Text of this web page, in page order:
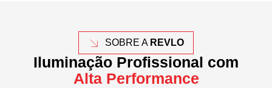
SOBRE A REVLO
Iluminação Profissional com
Alta Performance